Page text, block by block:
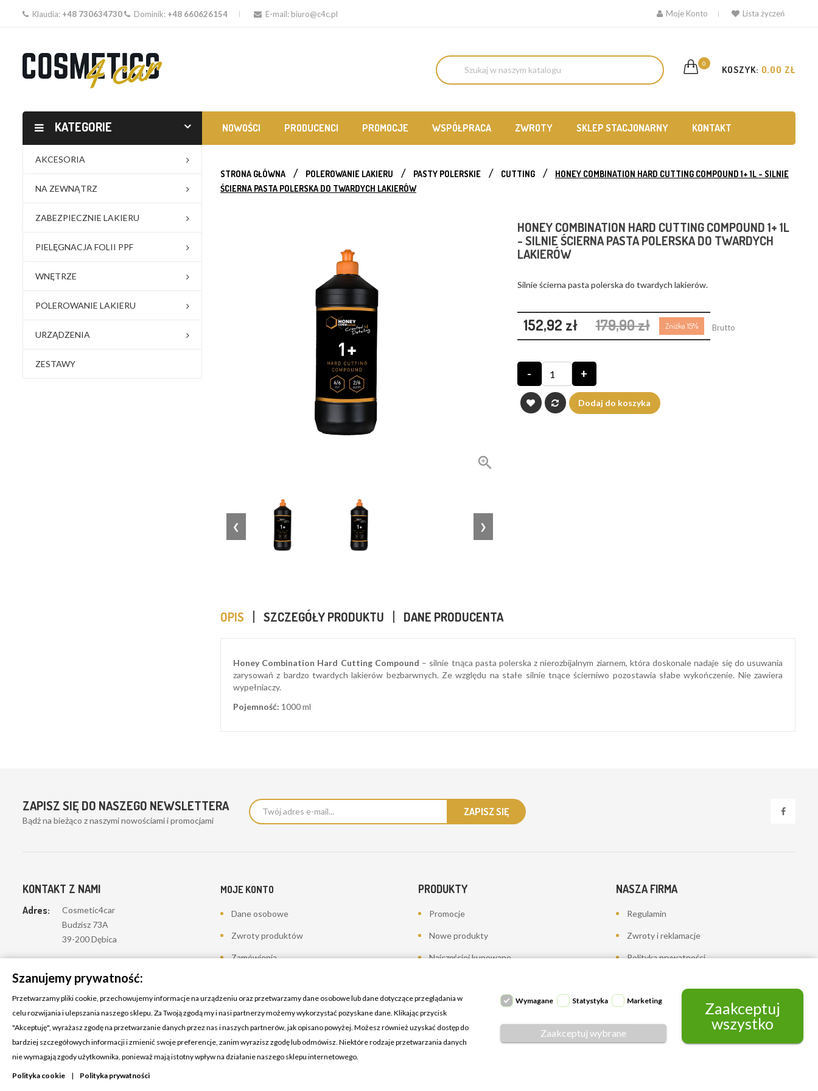
Klaudia: +48 730634730 Dominik: +48 660626154 E-mail: biuro@c4c.pl Moje Konto Lista życzeń
0
KOSZYK: 0,00 ZŁ
KATEGORIE NOWOŚCI PRODUCENCI PROMOCJE WSPÓŁPRACA ZWROTY SKLEP STACJONARNY KONTAKT
AKCESORIA
NA ZEWNĄTRZ
ZABEZPIECZNIE LAKIERU
PIELĘGNACJA FOLII PPF
WNĘTRZE
POLEROWANIE LAKIERU
URZĄDZENIA
ZESTAWY
STRONA GŁÓWNA POLEROWANIE LAKIERU PASTY POLERSKIE CUTTING
HONEY COMBINATION HARD CUTTING COMPOUND 1+ 1L - SILNIE
ŚCIERNA PASTA POLERSKA DO TWARDYCH LAKIERÓW

❮ ❯
HONEY COMBINATION HARD CUTTING COMPOUND 1+ 1L
- SILNIE ŚCIERNA PASTA POLERSKA DO TWARDYCH
LAKIERÓW
Silnie ścierna pasta polerska do twardych lakierów.
152,92 zł 179,90 zł Zniżka 15% Brutto
- +
Dodaj do koszyka
OPIS SZCZEGÓŁY PRODUKTU DANE PRODUCENTA
Honey Combination Hard Cutting Compound – silnie tnąca pasta polerska z nierozbijalnym ziarnem, która doskonale nadaje się do usuwania
zarysowań z bardzo twardych lakierów bezbarwnych. Ze względu na stałe silnie tnące ścierniwo pozostawia słabe wykończenie. Nie zawiera
wypełniaczy.
Pojemność: 1000 ml
ZAPISZ SIĘ DO NASZEGO NEWSLETTERA
Bądż na bieżąco z naszymi nowościami i promocjami
KONTAKT Z NAMI
Adres:
Cosmetic4car
Budzisz 73A
39-200 Dębica
Klaudia:
Email: biuro@c4c.pl
MOJE KONTO
Dane osobowe
Zwroty produktów
Zamówienia
Adresy
Kupony
Lista życzeń
PRODUKTY
Promocje
Nowe produkty
Najczęściej kupowane
NASZA FIRMA
Regulamin
Zwroty i reklamacje
Polityka prywatności
Kontakt z nami
Mapa strony
Szanujemy prywatność:
Przetwarzamy pliki cookie, przechowujemy informacje na urządzeniu oraz przetwarzamy dane osobowe lub dane dotyczące przeglądania w
celu rozwijania i ulepszania naszego sklepu. Za Twoją zgodą my i nasi partnerzy możemy wykorzystać pozyskane dane. Klikając przycisk
"Akceptuję", wyrażasz zgodę na przetwarzanie danych przez nas i naszych partnerów, jak opisano powyżej. Możesz również uzyskać dostęp do
bardziej szczegółowych informacji i zmienić swoje preferencje, zanim wyrazisz zgodę lub odmówisz. Niektóre rodzaje przetwarzania danych
nie wymagają zgody użytkownika, ponieważ mają istotny wpływ na działanie naszego sklepu internetowego.
Polityka cookie | Polityka prywatności
Wymagane Statystyka Marketing
Zaakceptuj wybrane
Zaakceptuj
wszystko